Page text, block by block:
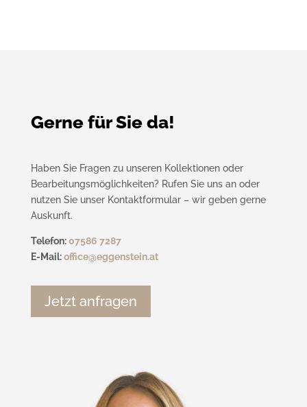
Gerne für Sie da!
Haben Sie Fragen zu unseren Kollektionen oder
Bearbeitungsmöglichkeiten? Rufen Sie uns an oder
nutzen Sie unser Kontaktformular – wir geben gerne
Auskunft.
Telefon:07586 7287
E-Mail:office@eggenstein.at
Jetzt anfragen